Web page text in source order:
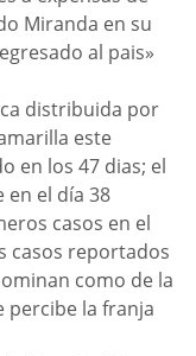
Miranda en su
al pais»
distribuida por
este
en los 47 dias; el
en el día 38
casos en el
casos reportados
como de la
percibe la franja